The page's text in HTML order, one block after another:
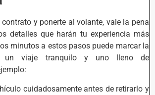
y ponerte al volante, vale la pena
detalles que harán tu experiencia más
minutos a estos pasos puede marcar la
un viaje tranquilo y uno lleno de
cuidadosamente antes de retirarlo y